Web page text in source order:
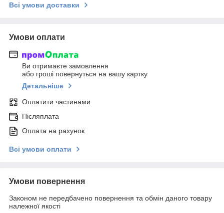
Всі умови доставки
Умови оплати
Ви отримаєте замовлення
або гроші повернуться на вашу картку
Детальніше
Оплатити частинами
Післяплата
Оплата на рахунок
Всі умови оплати
Умови повернення
Законом не передбачено повернення та обмін даного товару
належної якості